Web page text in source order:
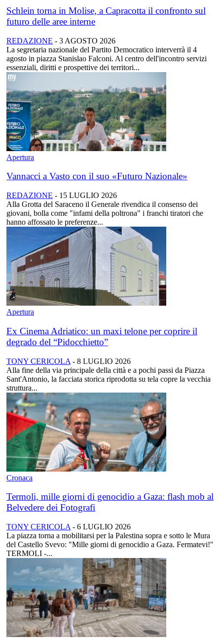
Schlein torna in Molise, a Capracotta il confronto sul
futuro delle aree interne
REDAZIONE - 3 AGOSTO 2026
La segretaria nazionale del Partito Democratico interverrà il 4
agosto in piazza Stanislao Falconi. Al centro dell'incontro servizi
essenziali, diritti e prospettive dei territori...
Apertura
Vannacci a Vasto con il suo «Futuro Nazionale»
REDAZIONE - 15 LUGLIO 2026
Alla Grotta del Saraceno il Generale rivendica il consenso dei
giovani, bolla come "infami della poltrona" i franchi tiratori che
hanno affossato le preferenze...
Apertura
Ex Cinema Adriatico: un maxi telone per coprire il
degrado del “Pidocchietto”
TONY CERICOLA - 8 LUGLIO 2026
Alla fine della via principale della città e a pochi passi da Piazza
Sant'Antonio, la facciata storica riprodotta su tela copre la vecchia
struttura...
Cronaca
Termoli, mille giorni di genocidio a Gaza: flash mob al
Belvedere dei Fotografi
TONY CERICOLA - 6 LUGLIO 2026
La piazza torna a mobilitarsi per la Palestina sopra e sotto le Mura
del Castello Svevo: "Mille giorni di genocidio a Gaza. Fermatevi!"
TERMOLI -...